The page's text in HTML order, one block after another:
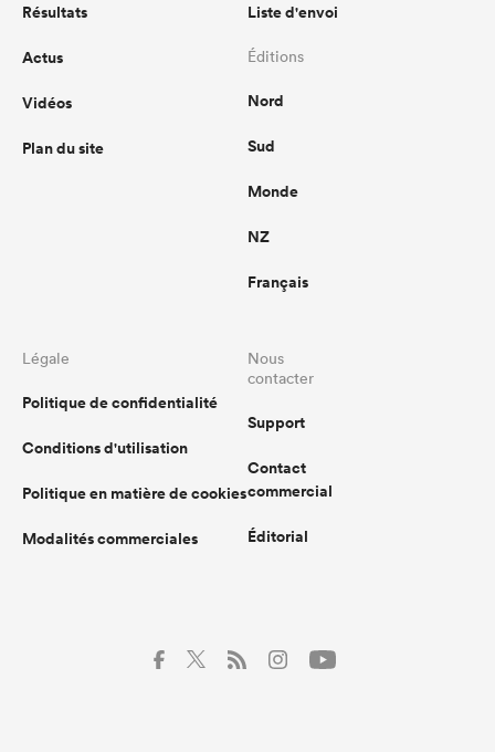
Résultats
Actus
Vidéos
Plan du site
Liste d'envoi
Éditions
Nord
Sud
Monde
NZ
Français
Légale
Politique de confidentialité
Conditions d'utilisation
Politique en matière de cookies
Modalités commerciales
Nous
contacter
Support
Contact
commercial
Éditorial